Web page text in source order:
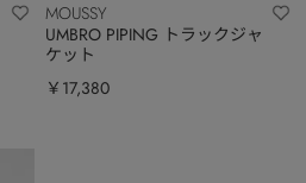
MOUSSY
UMBRO PIPING トラックジャ
ケット
￥17,380